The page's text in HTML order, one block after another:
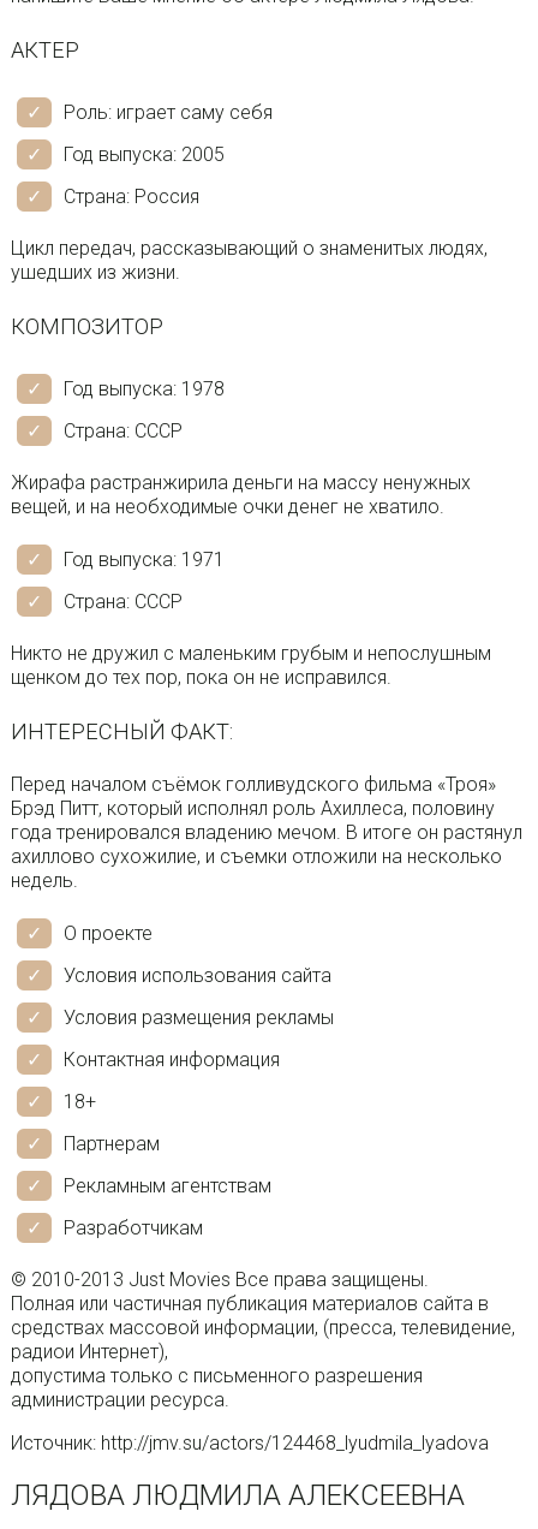
АКТЕР
Роль: играет саму себя
Год выпуска: 2005
Страна: Россия
Цикл передач, рассказывающий о знаменитых людях,
ушедших из жизни.
КОМПОЗИТОР
Год выпуска: 1978
Страна: СССР
Жирафа растранжирила деньги на массу ненужных
вещей, и на необходимые очки денег не хватило.
Год выпуска: 1971
Страна: СССР
Никто не дружил с маленьким грубым и непослушным
щенком до тех пор, пока он не исправился.
ИНТЕРЕСНЫЙ ФАКТ:
Перед началом съёмок голливудского фильма «Троя»
Брэд Питт, который исполнял роль Ахиллеса, половину
года тренировался владению мечом. В итоге он растянул
ахиллово сухожилие, и съемки отложили на несколько
недель.
О проекте
Условия использования сайта
Условия размещения рекламы
Контактная информация
18+
Партнерам
Рекламным агентствам
Разработчикам
© 2010-2013 Just Movies Все права защищены.
Полная или частичная публикация материалов сайта в
средствах массовой информации, (пресса, телевидение,
радиои Интернет),
допустима только с письменного разрешения
администрации ресурса.
Источник: http://jmv.su/actors/124468_lyudmila_lyadova
ЛЯДОВА ЛЮДМИЛА АЛЕКСЕЕВНА